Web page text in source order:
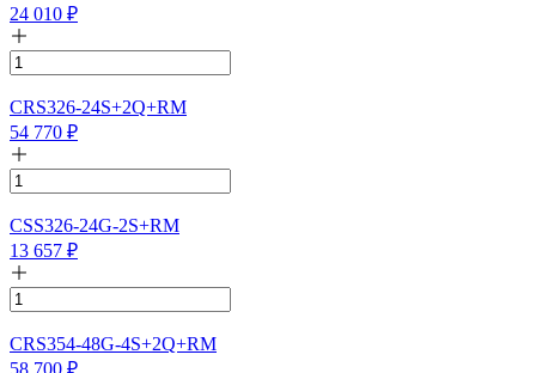
24 010 ₽
CRS326-24S+2Q+RM
54 770 ₽
CSS326-24G-2S+RM
13 657 ₽
CRS354-48G-4S+2Q+RM
58 700 ₽